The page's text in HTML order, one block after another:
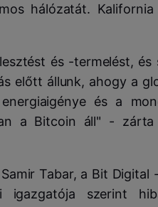
hálózatát. Kalifornia
és -termelést, és
előtt állunk, ahogy a
és a
a Bitcoin áll" - zárta
Tabar, a Bit Digital
igazgatója szerint